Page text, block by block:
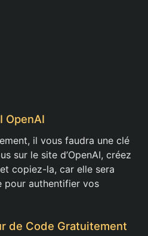
OpenAI
il vous faudra une clé
sur le site d’OpenAI, créez
copiez-la, car elle sera
pour authentifier vos
de Code Gratuitement